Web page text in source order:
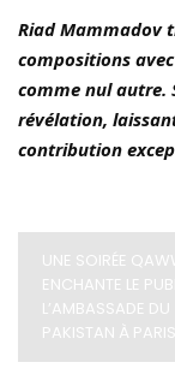
Riad Mammadov
compositions
comme nul autre.
révélation,
contribution
UNE SOIRÉE
ENCHANTE LE
L’AMBASSADE DU
PAKISTAN À PARIS